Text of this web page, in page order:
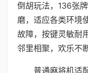
倒胡玩法，136张
磨，适应各类环境
故障，按键灵敏耐
邻里相聚，欢乐不断
普通麻将机适